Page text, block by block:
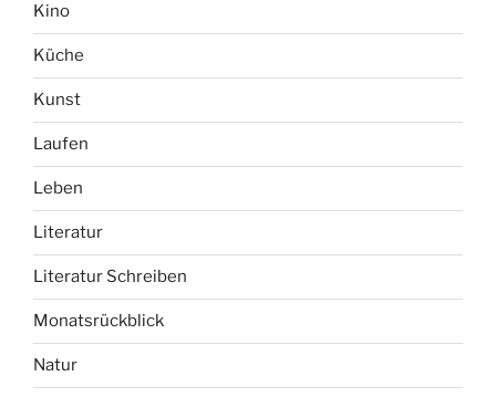
Kino
Küche
Kunst
Laufen
Leben
Literatur
Literatur Schreiben
Monatsrückblick
Natur